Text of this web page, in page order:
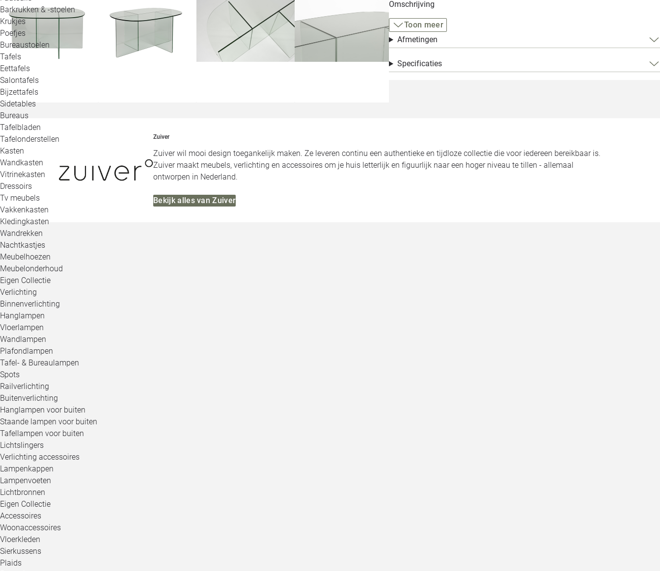
Barkrukken & -stoelen
Krukjes
Poefjes
Bureaustoelen
Tafels
Eettafels
Salontafels
Bijzettafels
Sidetables
Bureaus
Tafelbladen
Tafelonderstellen
Kasten
Wandkasten
Vitrinekasten
Dressoirs
Tv meubels
Vakkenkasten
Kledingkasten
Wandrekken
Nachtkastjes
Meubelhoezen
Meubelonderhoud
Eigen Collectie
Verlichting
Binnenverlichting
Hanglampen
Vloerlampen
Wandlampen
Plafondlampen
Tafel- & Bureaulampen
Spots
Railverlichting
Buitenverlichting
Hanglampen voor buiten
Staande lampen voor buiten
Tafellampen voor buiten
Lichtslingers
Verlichting accessoires
Lampenkappen
Lampenvoeten
Lichtbronnen
Eigen Collectie
Accessoires
Woonaccessoires
Vloerkleden
Sierkussens
Plaids
Alle
Omschrijving
Toon meer
Afmetingen
Specificaties
Zuiver
Zuiver wil mooi design toegankelijk maken. Ze leveren continu een authentieke en tijdloze collectie die voor iedereen bereikbaar is.
Zuiver maakt meubels, verlichting en accessoires om je huis letterlijk en figuurlijk naar een hoger niveau te tillen - allemaal
ontworpen in Nederland.
Bekijk alles van Zuiver